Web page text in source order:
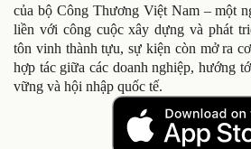
của bộ Công Thương Việt Nam – một
liền với công cuộc xây dựng và phát
tôn vinh thành tựu, sự kiện còn mở ra
hợp tác giữa các doanh nghiệp, hướng
vững và hội nhập quốc tế.